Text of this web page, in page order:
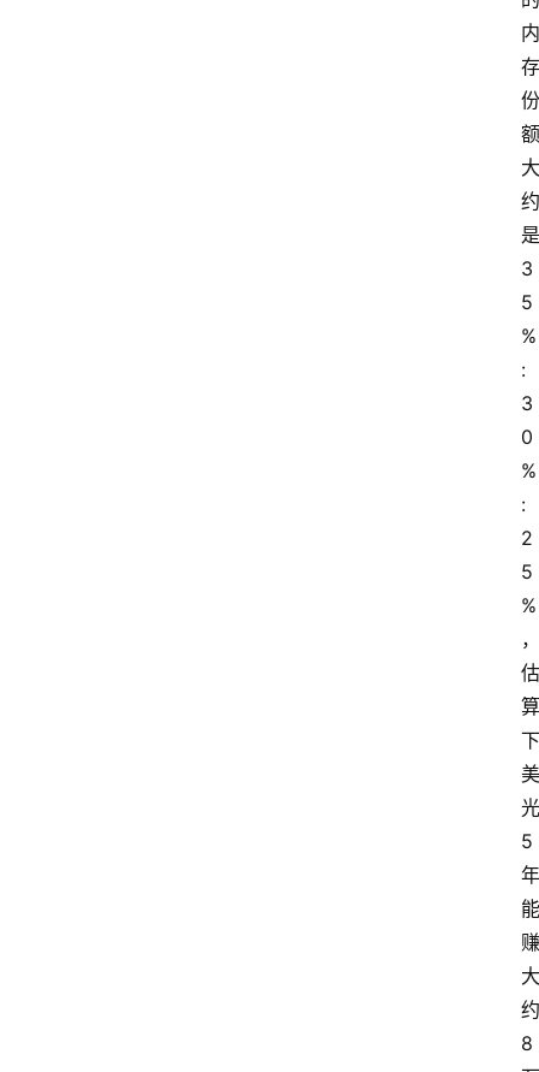
内
存
份
额
大
约
是
3
5
%
:
3
0
%
:
2
5
%
，
估
算
下
美
光
5
年
能
赚
大
约
8